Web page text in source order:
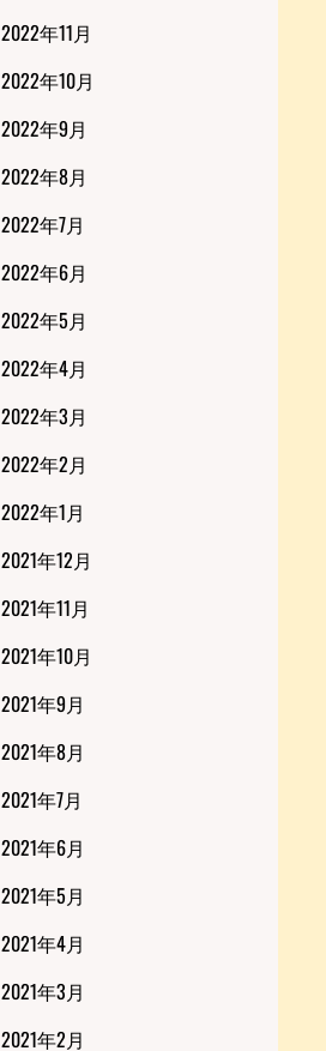
2022年11月
2022年10月
2022年9月
2022年8月
2022年7月
2022年6月
2022年5月
2022年4月
2022年3月
2022年2月
2022年1月
2021年12月
2021年11月
2021年10月
2021年9月
2021年8月
2021年7月
2021年6月
2021年5月
2021年4月
2021年3月
2021年2月